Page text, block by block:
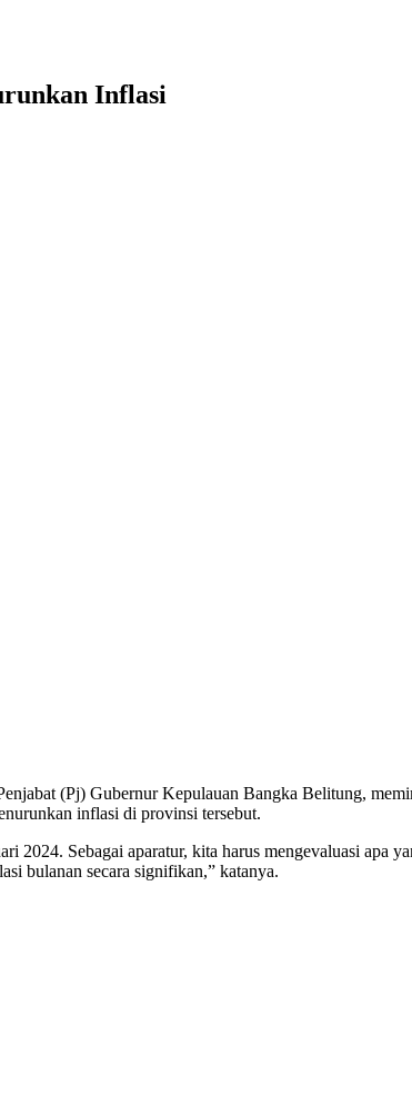
Inflasi
(Pj) Gubernur Kepulauan Bangka Belitung,
inflasi di provinsi tersebut.
2024. Sebagai aparatur, kita harus mengevaluasi apa
bulanan secara signifikan,” katanya.